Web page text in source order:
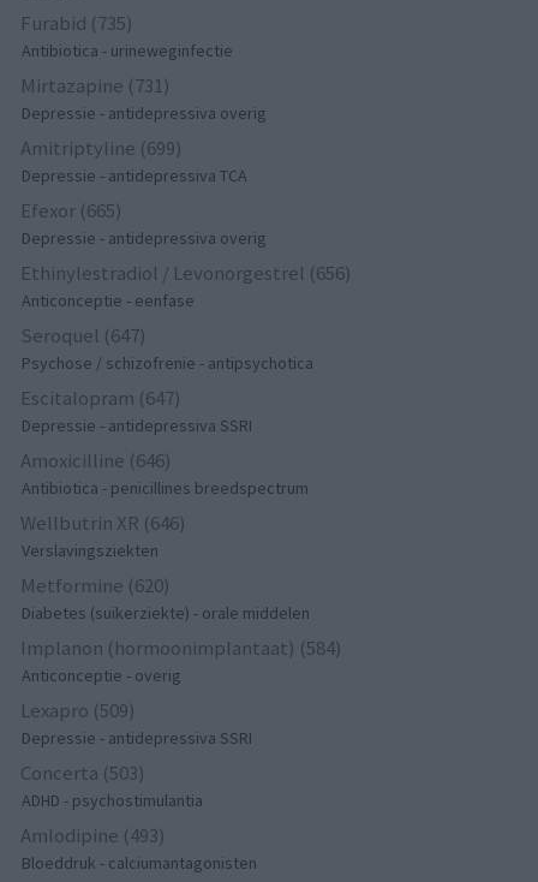
Furabid (735)
Antibiotica - urineweginfectie
Mirtazapine (731)
Depressie - antidepressiva overig
Amitriptyline (699)
Depressie - antidepressiva TCA
Efexor (665)
Depressie - antidepressiva overig
Ethinylestradiol / Levonorgestrel (656)
Anticonceptie - eenfase
Seroquel (647)
Psychose / schizofrenie - antipsychotica
Escitalopram (647)
Depressie - antidepressiva SSRI
Amoxicilline (646)
Antibiotica - penicillines breedspectrum
Wellbutrin XR (646)
Verslavingsziekten
Metformine (620)
Diabetes (suikerziekte) - orale middelen
Implanon (hormoonimplantaat) (584)
Anticonceptie - overig
Lexapro (509)
Depressie - antidepressiva SSRI
Concerta (503)
ADHD - psychostimulantia
Amlodipine (493)
Bloeddruk - calciumantagonisten